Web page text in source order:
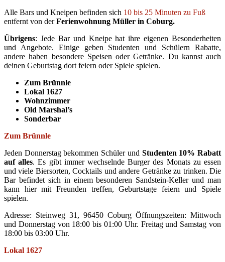
Alle Bars und Kneipen befinden sich 10 bis 25 Minuten zu Fuß
entfernt von derFerienwohnung Müller in Coburg.
Übrigens: Jede Bar und Kneipe hat ihre eigenen Besonderheiten
und Angebote. Einige geben Studenten und Schülern Rabatte,
andere haben besondere Speisen oder Getränke. Du kannst auch
deinen Geburtstag dort feiern oder Spiele spielen.
Zum Brünnle
Lokal 1627
Wohnzimmer
Old Marshal’s
Sonderbar
Zum Brünnle
Jeden Donnerstag bekommen Schüler und Studenten 10% Rabatt
auf alles. Es gibt immer wechselnde Burger des Monats zu essen
und viele Biersorten, Cocktails und andere Getränke zu trinken. Die
Bar befindet sich in einem besonderen Sandstein-Keller und man
kann hier mit Freunden treffen, Geburtstage feiern und Spiele
spielen.
Adresse: Steinweg 31, 96450 Coburg Öffnungszeiten: Mittwoch
und Donnerstag von 18:00 bis 01:00 Uhr. Freitag und Samstag von
18:00 bis 03:00 Uhr.
Lokal 1627